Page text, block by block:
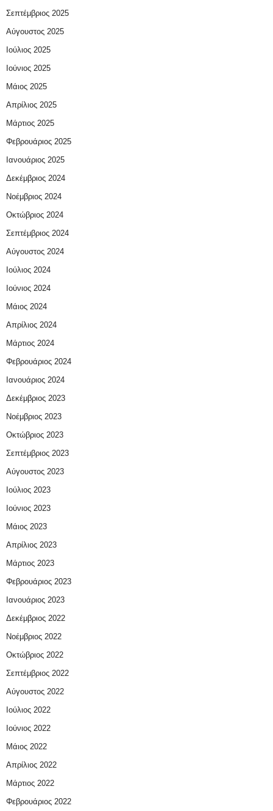
Σεπτέμβριος 2025
Αύγουστος 2025
Ιούλιος 2025
Ιούνιος 2025
Μάιος 2025
Απρίλιος 2025
Μάρτιος 2025
Φεβρουάριος 2025
Ιανουάριος 2025
Δεκέμβριος 2024
Νοέμβριος 2024
Οκτώβριος 2024
Σεπτέμβριος 2024
Αύγουστος 2024
Ιούλιος 2024
Ιούνιος 2024
Μάιος 2024
Απρίλιος 2024
Μάρτιος 2024
Φεβρουάριος 2024
Ιανουάριος 2024
Δεκέμβριος 2023
Νοέμβριος 2023
Οκτώβριος 2023
Σεπτέμβριος 2023
Αύγουστος 2023
Ιούλιος 2023
Ιούνιος 2023
Μάιος 2023
Απρίλιος 2023
Μάρτιος 2023
Φεβρουάριος 2023
Ιανουάριος 2023
Δεκέμβριος 2022
Νοέμβριος 2022
Οκτώβριος 2022
Σεπτέμβριος 2022
Αύγουστος 2022
Ιούλιος 2022
Ιούνιος 2022
Μάιος 2022
Απρίλιος 2022
Μάρτιος 2022
Φεβρουάριος 2022